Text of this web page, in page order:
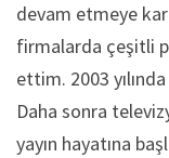
devam etmeye
firmalarda çeşitli
ettim. 2003
Daha sonra
yayın hayatına